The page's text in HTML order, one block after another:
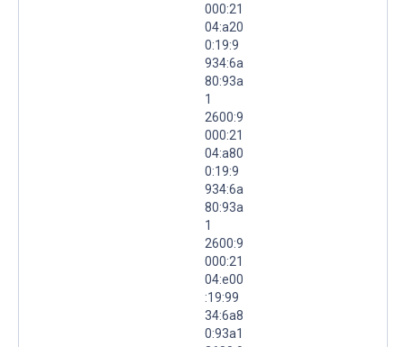
000:21
04:a20
0:19:9
934:6a
80:93a
1
2600:9
000:21
04:a80
0:19:9
934:6a
80:93a
1
2600:9
000:21
04:e00
:19:99
34:6a8
0:93a1